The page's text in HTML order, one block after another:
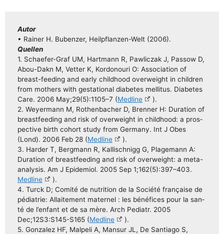
Autor
• Rai­ner H. Buben­zer, Heil­pflan­­zen-Welt (2006).
Quel­len
1. Schae­­fer-Graf UM, Hart­mann R, Paw­lic­zak J, Pas­sow D,
Abou-Dakn M, Vet­ter K, Kordo­no­u­ri O: Asso­cia­ti­on of
breast-fee­­ding and ear­ly child­hood over­weight in child­ren
from mothers with gesta­tio­nal dia­be­tes mel­li­tus. Dia­be­tes
Care. 2006 May;29(5):1105–7 (Med­li­ne
).
2. Wey­er­mann M, Rothen­ba­cher D, Bren­ner H: Dura­ti­on of
breast­fee­ding and risk of over­weight in child­hood: a pro­s­
pec­ti­ve birth cohort stu­dy from Ger­ma­ny. Int J Obes
(Lond). 2006 Feb 28 (Med­li­ne
).
3. Har­der T, Berg­mann R, Kal­lisch­nigg G, Pla­ge­mann A:
Dura­ti­on of breast­fee­ding and risk of over­weight: a meta-
ana­­ly­­sis. Am J Epi­de­mi­ol. 2005 Sep 1;162(5):397–403.
Med­li­ne
).
4. Tur­ck D; Comi­té de nut­ri­ti­on de la Socié­té fran­çai­se de
pédia­trie: Allai­te­ment mate­r­nel : les béné­fices pour la san­
té de l’en­fant et de sa mère. Arch Pediatr. 2005
Dec;12S3:S145-S165 (Med­li­ne
).
5. Gon­za­lez HF, Mal­pe­li A, Mans­ur JL, De Sant­ia­go S,